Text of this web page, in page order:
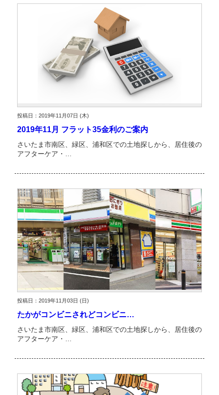
投稿日：2019年11月07日 (木)
2019年11月 フラット35金利のご案内
さいたま市南区、緑区、浦和区での土地探しから、居住後の
アフターケア・…
投稿日：2019年11月03日 (日)
たかがコンビニされどコンビニ…
さいたま市南区、緑区、浦和区での土地探しから、居住後の
アフターケア・…